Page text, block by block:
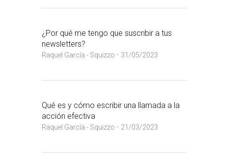
¿Por qué me tengo que suscribir a tus
newsletters?
Raquel García - Squizzo - 31/05/2023
Qué es y cómo escribir una llamada a la
acción efectiva
Raquel García - Squizzo - 21/03/2023